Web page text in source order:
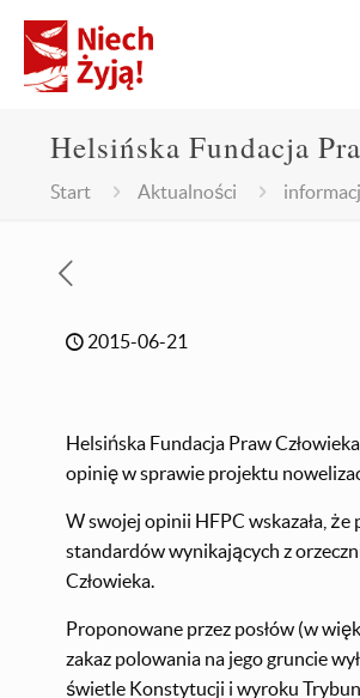
Helsińska Fundacja
Start Aktualności
2015-06-21
Helsińska Fundacja Praw
opinię w sprawie projektu
W swojej opinii HFPC wskazała,
standardów wynikających z
Człowieka.
Proponowane przez posłów (w
zakaz polowania na jego gruncie
świetle Konstytucji i wyroku